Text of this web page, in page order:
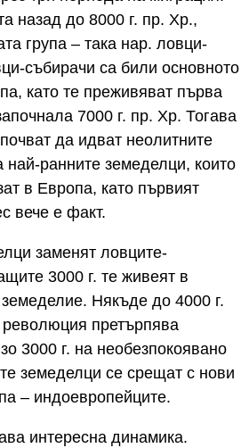
назад до 8000 г. пр. Хр.,
група – така нар. ловци-
събирачи са били основното
като те преживяват първа
7000 г. пр. Хр. Тогава
да идват неолитните
ранните земеделци, които
в Европа, като първият
вече е факт.
заменят ловците-
3000 г. те живеят в
Някъде до 4000 г.
претърпява
3000 г. на необезпокоявано
земеделци се срещат с нови
– индоевропейците.
интересна динамика.